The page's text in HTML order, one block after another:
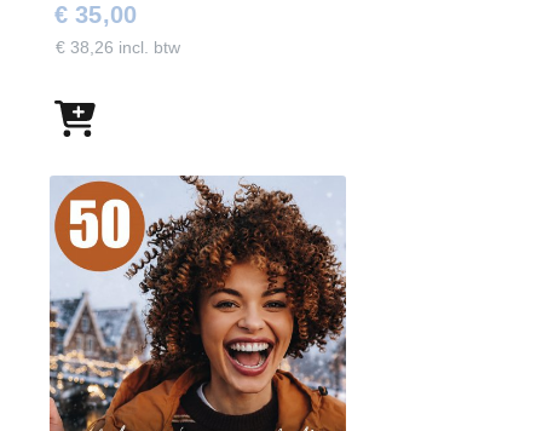
€ 35,00
€ 38,26 incl. btw